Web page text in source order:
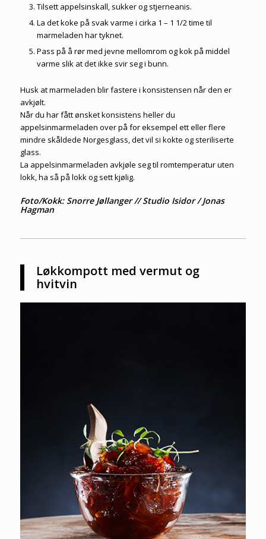
Tilsett appelsinskall, sukker og stjerneanis.
La det koke på svak varme i cirka 1 – 1 1/2 time til
marmeladen har tyknet.
Pass på å rør med jevne mellomrom og kok på middel
varme slik at det ikke svir seg i bunn.
Husk at marmeladen blir fastere i konsistensen når den er
avkjølt.
Når du har fått ønsket konsistens heller du
appelsinmarmeladen over på for eksempel ett eller flere
mindre skåldede Norgesglass, det vil si kokte og steriliserte
glass.
La appelsinmarmeladen avkjøle seg til romtemperatur uten
lokk, ha så på lokk og sett kjølig.
Foto/Kokk: Snorre Jøllanger // Studio Isidor / Jonas
Hagman
Løkkompott med vermut og
hvitvin